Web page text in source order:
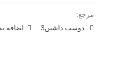
مرجع:
دوست داشتن3 اضافه